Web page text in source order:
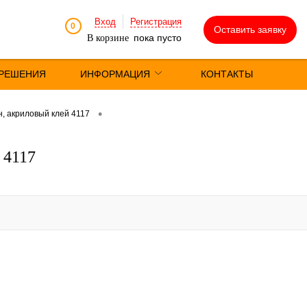
0 Вход
Регистрация
В корзине пока пусто
Оставить заявку
ИНФОРМАЦИЯ КОНТАКТЫ
акриловый клей 4117 •